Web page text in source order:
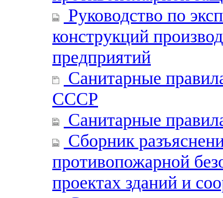
Руководство по
конструкций
предприятий
Санитарные
СССР
Санитарные
Сборник
противопожарной
проектах зданий и